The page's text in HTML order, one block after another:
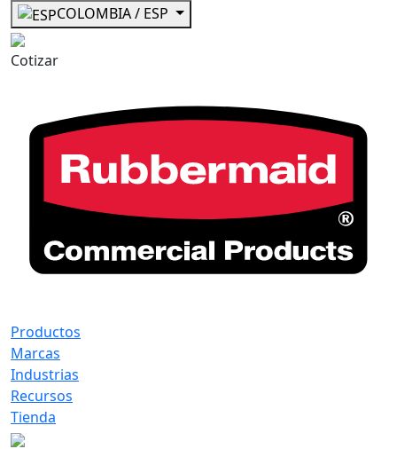
COLOMBIA / ESP
Cotizar
Productos
Marcas
Industrias
Recursos
Tienda